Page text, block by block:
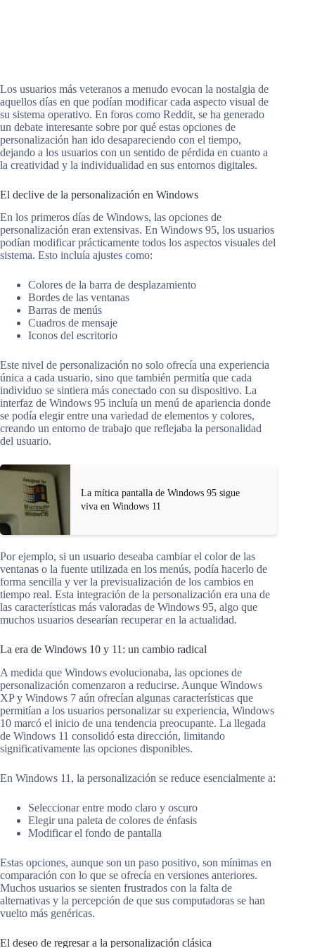
Los usuarios más veteranos a menudo evocan la nostalgia de
aquellos días en que podían modificar cada aspecto visual de
su sistema operativo. En foros como Reddit, se ha generado
un debate interesante sobre por qué estas opciones de
personalización han ido desapareciendo con el tiempo,
dejando a los usuarios con un sentido de pérdida en cuanto a
la creatividad y la individualidad en sus entornos digitales.
El declive de la personalización en Windows
En los primeros días de Windows, las opciones de
personalización eran extensivas. En Windows 95, los usuarios
podían modificar prácticamente todos los aspectos visuales del
sistema. Esto incluía ajustes como:
Colores de la barra de desplazamiento
Bordes de las ventanas
Barras de menús
Cuadros de mensaje
Iconos del escritorio
Este nivel de personalización no solo ofrecía una experiencia
única a cada usuario, sino que también permitía que cada
individuo se sintiera más conectado con su dispositivo. La
interfaz de Windows 95 incluía un menú de apariencia donde
se podía elegir entre una variedad de elementos y colores,
creando un entorno de trabajo que reflejaba la personalidad
del usuario.
La mítica pantalla de Windows 95 sigue
viva en Windows 11
Por ejemplo, si un usuario deseaba cambiar el color de las
ventanas o la fuente utilizada en los menús, podía hacerlo de
forma sencilla y ver la previsualización de los cambios en
tiempo real. Esta integración de la personalización era una de
las características más valoradas de Windows 95, algo que
muchos usuarios desearían recuperar en la actualidad.
La era de Windows 10 y 11: un cambio radical
A medida que Windows evolucionaba, las opciones de
personalización comenzaron a reducirse. Aunque Windows
XP y Windows 7 aún ofrecían algunas características que
permitían a los usuarios personalizar su experiencia, Windows
10 marcó el inicio de una tendencia preocupante. La llegada
de Windows 11 consolidó esta dirección, limitando
significativamente las opciones disponibles.
En Windows 11, la personalización se reduce esencialmente a:
Seleccionar entre modo claro y oscuro
Elegir una paleta de colores de énfasis
Modificar el fondo de pantalla
Estas opciones, aunque son un paso positivo, son mínimas en
comparación con lo que se ofrecía en versiones anteriores.
Muchos usuarios se sienten frustrados con la falta de
alternativas y la percepción de que sus computadoras se han
vuelto más genéricas.
El deseo de regresar a la personalización clásica